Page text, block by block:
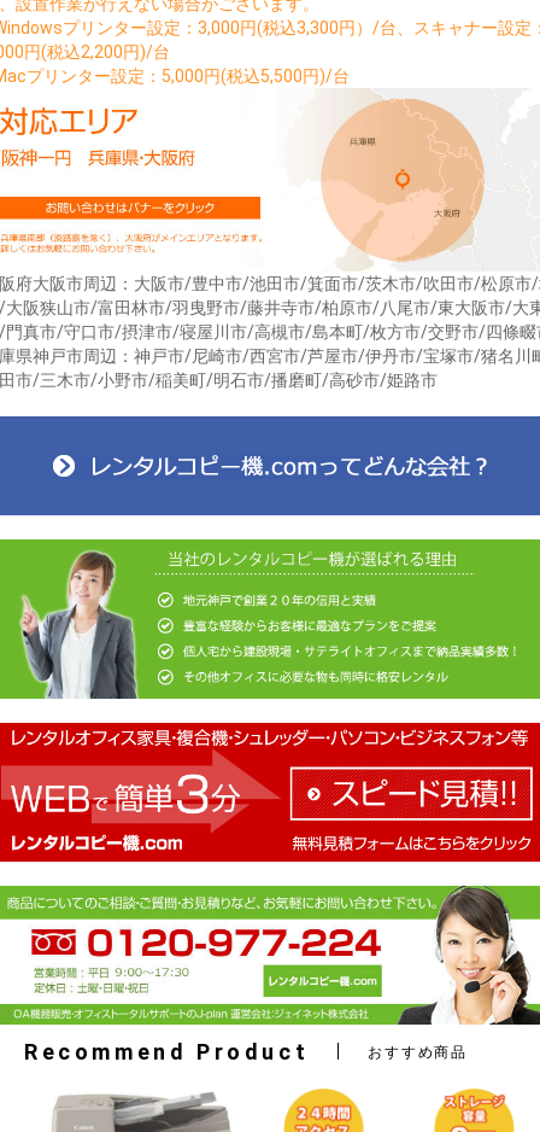
お買い物を続ける カートへ進む
プリンター設定：3,000円(税込3,300円）/台、スキャナー設定
円(税込2,200円)/台
プリンター設定：5,000円(税込5,500円)/台
府大阪市周辺：大阪市/豊中市/池田市/箕面市/茨木市/吹田市/松原市
大阪狭山市/富田林市/羽曳野市/藤井寺市/柏原市/八尾市/東大阪市/大
門真市/守口市/摂津市/寝屋川市/高槻市/島本町/枚方市/交野市/四條畷
県神戸市周辺：神戸市/尼崎市/西宮市/芦屋市/伊丹市/宝塚市/猪名川
市/三木市/小野市/稲美町/明石市/播磨町/高砂市/姫路市
Recommend Product おすすめ商品